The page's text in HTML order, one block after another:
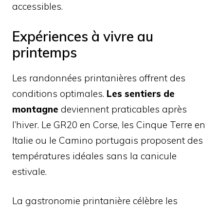
accessibles.
Expériences à vivre au
printemps
Les randonnées printanières offrent des
conditions optimales. Les sentiers de
montagne deviennent praticables après
l’hiver. Le GR20 en Corse, les Cinque Terre en
Italie ou le Camino portugais proposent des
températures idéales sans la canicule
estivale.
La gastronomie printanière célèbre les